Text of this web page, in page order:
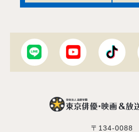
〒134-0088